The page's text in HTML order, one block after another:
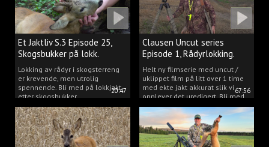
20:47
Et Jaktliv S.3 Episode 25,
Skogsbukker på lokk.
Lokking av rådyr i skogsterreng
er krevende, men utrolig
spennende. Bli med på lokkjakt
etter skogsbukker.
67:56
Clausen Uncut series
Episode 1, Rådyrlokking.
Helt ny filmserie med uncut /
uklippet film på litt over 1 time
med ekte jakt akkurat slik vi
opplever det uredigert. Bli med
Kristoffer og opplev akkurat det
vi gjør når vi er ute og lokker
rådyr.